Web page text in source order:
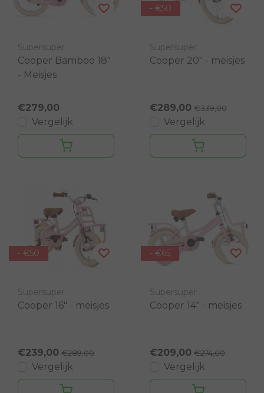
Supersuper
Cooper Bamboo 18"
- Meisjes
€279,00
Vergelijk
- €50
Supersuper
Cooper 20" - meisjes
€289,00 €339,00
Vergelijk
- €50
Supersuper
Cooper 16" - meisjes
€239,00 €289,00
Vergelijk
- €65
Supersuper
Cooper 14" - meisjes
€209,00 €274,00
Vergelijk